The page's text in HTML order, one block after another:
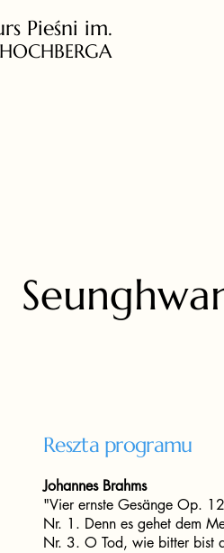
Pieśni im.
Reszta programu
Johannes Brahms
"Vier ernste Gesänge Op.
Nr. 1. Denn es gehet dem
Nr. 3. O Tod, wie bitter bist